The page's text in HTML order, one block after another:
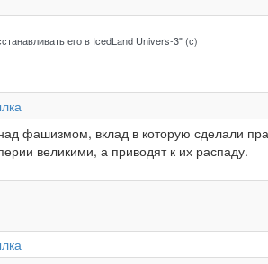
его в IcedLand Univers-3" (с)
фашизмом, вклад в которую сделали
великими, а приводят к их распаду.